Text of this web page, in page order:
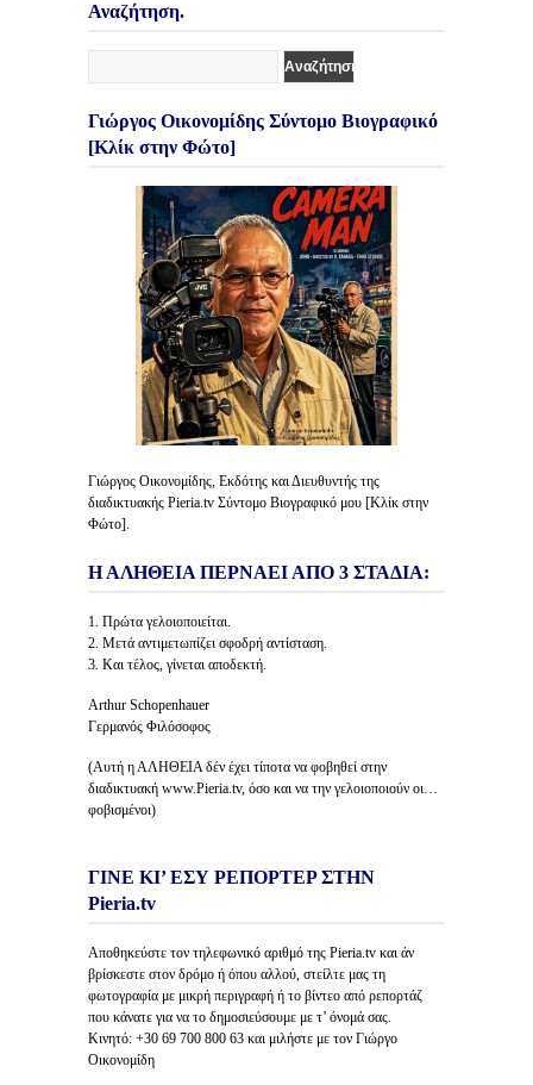
Αναζήτηση.
Γιώργος Οικονομίδης Σύντομο Βιογραφικό
[Κλίκ στην Φώτο]
Γιώργος Οικονομίδης, Εκδότης και Διευθυντής της
διαδικτυακής Pieria.tv Σύντομο Βιογραφικό μου [Κλίκ στην
Φώτο].
Η ΑΛΗΘΕΙΑ ΠΕΡΝΑΕΙ ΑΠΟ 3 ΣΤΑΔΙΑ:
1. Πρώτα γελοιοποιείται.
2. Μετά αντιμετωπίζει σφοδρή αντίσταση.
3. Και τέλος, γίνεται αποδεκτή.
Arthur Schopenhauer
Γερμανός Φιλόσοφος
(Αυτή η ΑΛΗΘΕΙΑ δέν έχει τίποτα να φοβηθεί στην
διαδικτυακή www.Pieria.tv, όσο και να την γελοιοποιούν οι…
φοβισμένοι)
ΓΙΝΕ ΚΙ’ ΕΣΥ ΡΕΠΟΡΤΕΡ ΣΤΗΝ
Pieria.tv
Αποθηκεύστε τον τηλεφωνικό αριθμό της Pieria.tv και άν
βρίσκεστε στον δρόμο ή όπου αλλού, στείλτε μας τη
φωτογραφία με μικρή περιγραφή ή το βίντεο από ρεπορτάζ
που κάνατε για να το δημοσιεύσουμε με τ’ όνομά σας.
Κινητό: +30 69 700 800 63 και μιλήστε με τον Γιώργο
Οικονομίδη